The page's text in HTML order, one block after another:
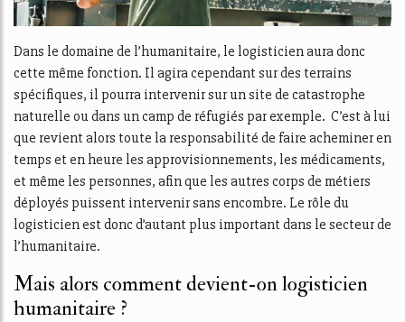
Dans le domaine de l’humanitaire, le logisticien aura donc
cette même fonction. Il agira cependant sur des terrains
spécifiques, il pourra intervenir sur un site de catastrophe
naturelle ou dans un camp de réfugiés par exemple. C’est à lui
que revient alors toute la responsabilité de faire acheminer en
temps et en heure les approvisionnements, les médicaments,
et même les personnes, afin que les autres corps de métiers
déployés puissent intervenir sans encombre. Le rôle du
logisticien est donc d’autant plus important dans le secteur de
l’humanitaire.
Mais alors comment devient-on logisticien
humanitaire ?